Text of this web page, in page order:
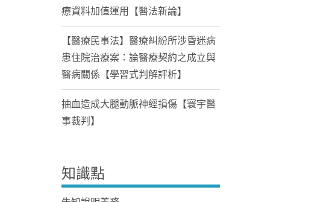
療資料加值運用【醫法新論】
【醫療民事法】醫療糾紛所涉昏迷病
患住院治療案：論醫療契約之成立與
醫病關係【學習式判解評析】
抽血造成大腿動脈神經損傷【寰宇醫
事裁判】
知識點